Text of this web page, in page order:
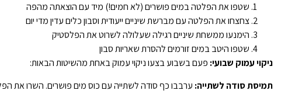
שטפו את הפלטה במים פושרים (לא חמים!) מיד עם הוצאתה מהפה
צחצחו את הפלטה עם מברשת שיניים ייעודית וסבון כלים עדין מדי יום
הימנעו ממשחת שיניים רגילה שעלולה לשרוט את הפלסטיק
שטפו היטב במים זורמים להסרת שאריות סבון
ניקוי עמוק שבועי: פעם בשבוע בצעו ניקוי עמוק באחת מהשיטות הבאות:
תמיסת סודה לשתייה: ערבבו כף סודה לשתייה עם כוס מים פושרים. השרו את הפלטה למשך 15-30 דקות. הסודה מנטרלת חומצות